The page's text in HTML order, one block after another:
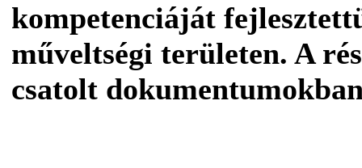
kompetenciáját
műveltségi területen. A
csatolt